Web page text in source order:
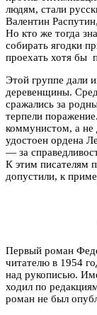
людям, стали
Валентин
Но кто же тогда
собирать ягодки
проехать хотя бы
Этой группе дали
деревенщины.
сражались за
терпели
коммунистом, а не
удостоен ордена
— за
К этим писателям
допустили, к
Первый роман
читателю в 1954
над рукописью.
ходил по
роман не был